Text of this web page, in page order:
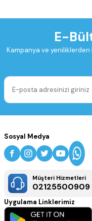
E-
Kampanya ve
Sosyal Medya
Müşteri Hizmetleri
02125500909
Uygulama Linklerimiz